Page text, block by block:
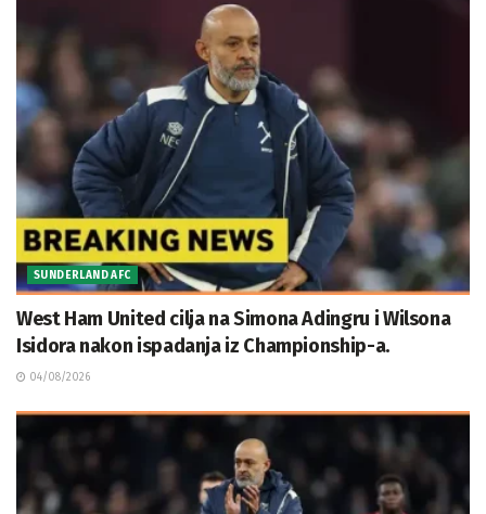
SUNDERLAND AFC
West Ham United cilja na Simona Adingru i Wilsona
Isidora nakon ispadanja iz Championship-a.
04/08/2026